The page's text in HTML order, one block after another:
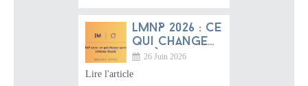
monde
LMNP 2026 : ce
qui change
après la
réforme
26 Juin 2026
Lire l'article